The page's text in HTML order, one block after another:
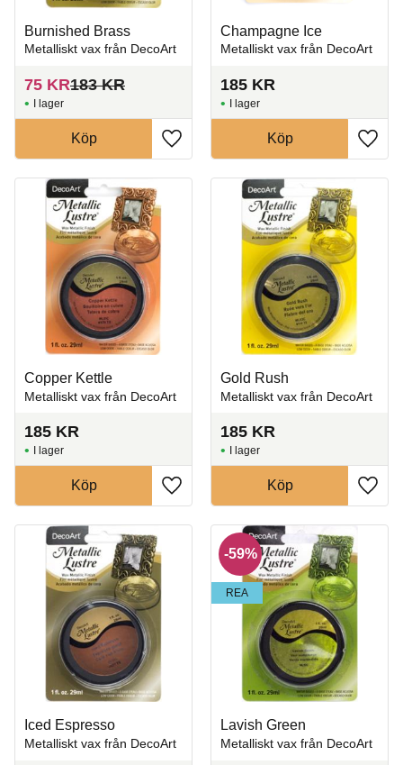
Burnished Brass
Metalliskt vax från DecoArt
75 KR183KR
Lägg till i favoriter
I lager
Köp
Champagne Ice
Metalliskt vax från DecoArt
185 KR
Lägg
I lager
Köp
Copper Kettle
Metalliskt vax från DecoArt
185 KR
Lägg till i favoriter
I lager
Köp
Gold Rush
Metalliskt vax från DecoArt
185 KR
Lägg
I lager
Köp
Iced Espresso
Metalliskt vax från DecoArt
Lavish Green
Metalliskt vax från DecoArt
59%
REA